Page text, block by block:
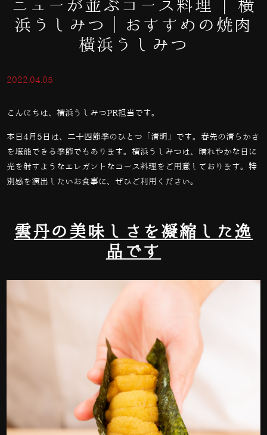
ニューが並ぶコース料理 | 横
浜うしみつ｜おすすめの焼肉
横浜うしみつ
2022.04.05
こんにちは、横浜うしみつPR担当です。
本日4月 5 日は、二十四節季のひとつ「清明」です。春先の清らかさ
を堪能できる季節でもあります。横浜うしみつは、晴れやかな日に
光を射すようなエレガントなコース料理をご用意しております。特
別感を演出したいお食事に、ぜひご利用ください。
雲丹の美味しさを凝縮した逸
品です